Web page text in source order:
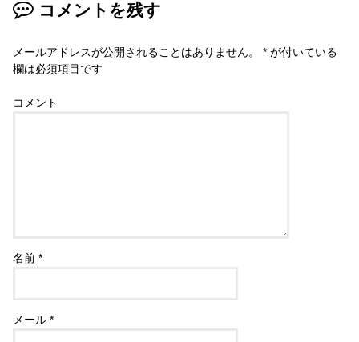
コメントを残す
メールアドレスが公開されることはありません。 * が付いている
欄は必須項目です
コメント
名前*
メール*